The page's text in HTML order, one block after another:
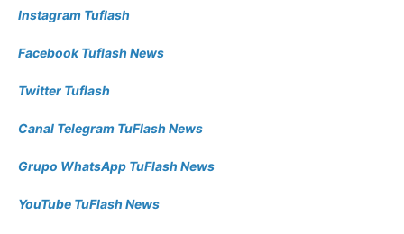
Instagram Tuflash
Facebook Tuflash News
Twitter Tuflash
Canal Telegram TuFlash News
Grupo WhatsApp TuFlash News
YouTube TuFlash News